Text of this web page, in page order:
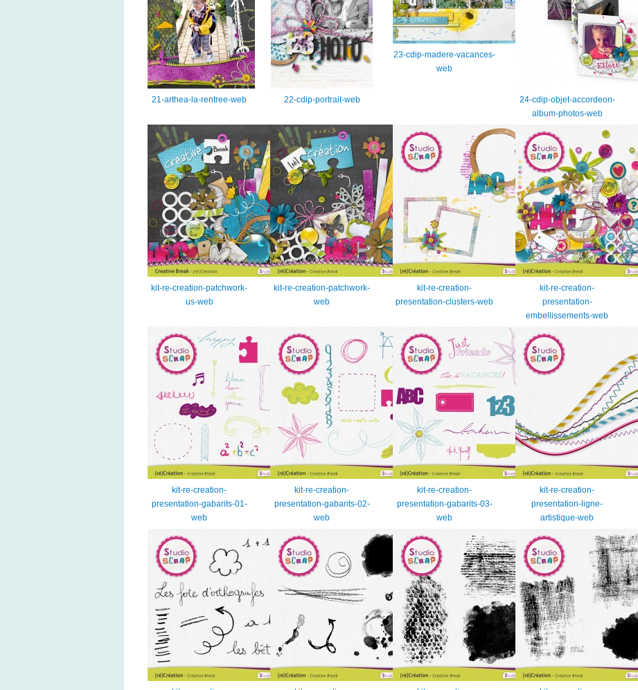
21-arthea-la-rentree-web 22-cdip-portrait-web
23-cdip-madere-vacances-
web
24-cdip-objet-accordeon-
album-photos-web
kit-re-creation-patchwork-
us-web
kit-re-creation-patchwork-
web
kit-re-creation-
presentation-clusters-web
kit-re-creation-
presentation-
embellissements-web
kit-re-creation-
presentation-gabarits-01-
web
kit-re-creation-
presentation-gabarits-02-
web
kit-re-creation-
presentation-gabarits-03-
web
kit-re-creation-
presentation-ligne-
artistique-web